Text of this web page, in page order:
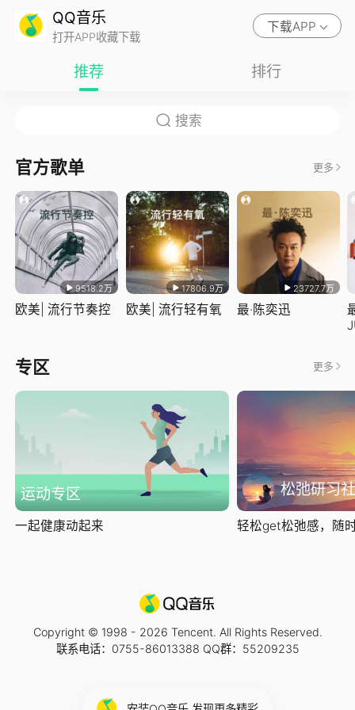
QQ音乐
打开APP收藏下载
下载APP
推荐 排行
官方歌单 更多
9518.2万
欧美| 流行节奏控
17806.9万
欧美| 流行轻有氧
23727.7万
最·陈奕迅
专区 更多
运动专区
一起健康动起来
松弛研习社
轻松get松弛感，随
Copyright © 1998 - 2026 Tencent. All Rights Reserved.
联系电话：0755-86013388 QQ群：55209235